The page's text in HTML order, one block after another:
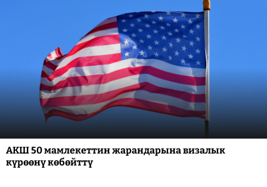
АКШ 50 мамлекеттин жарандарына визалык
күрөөнү көбөйттү